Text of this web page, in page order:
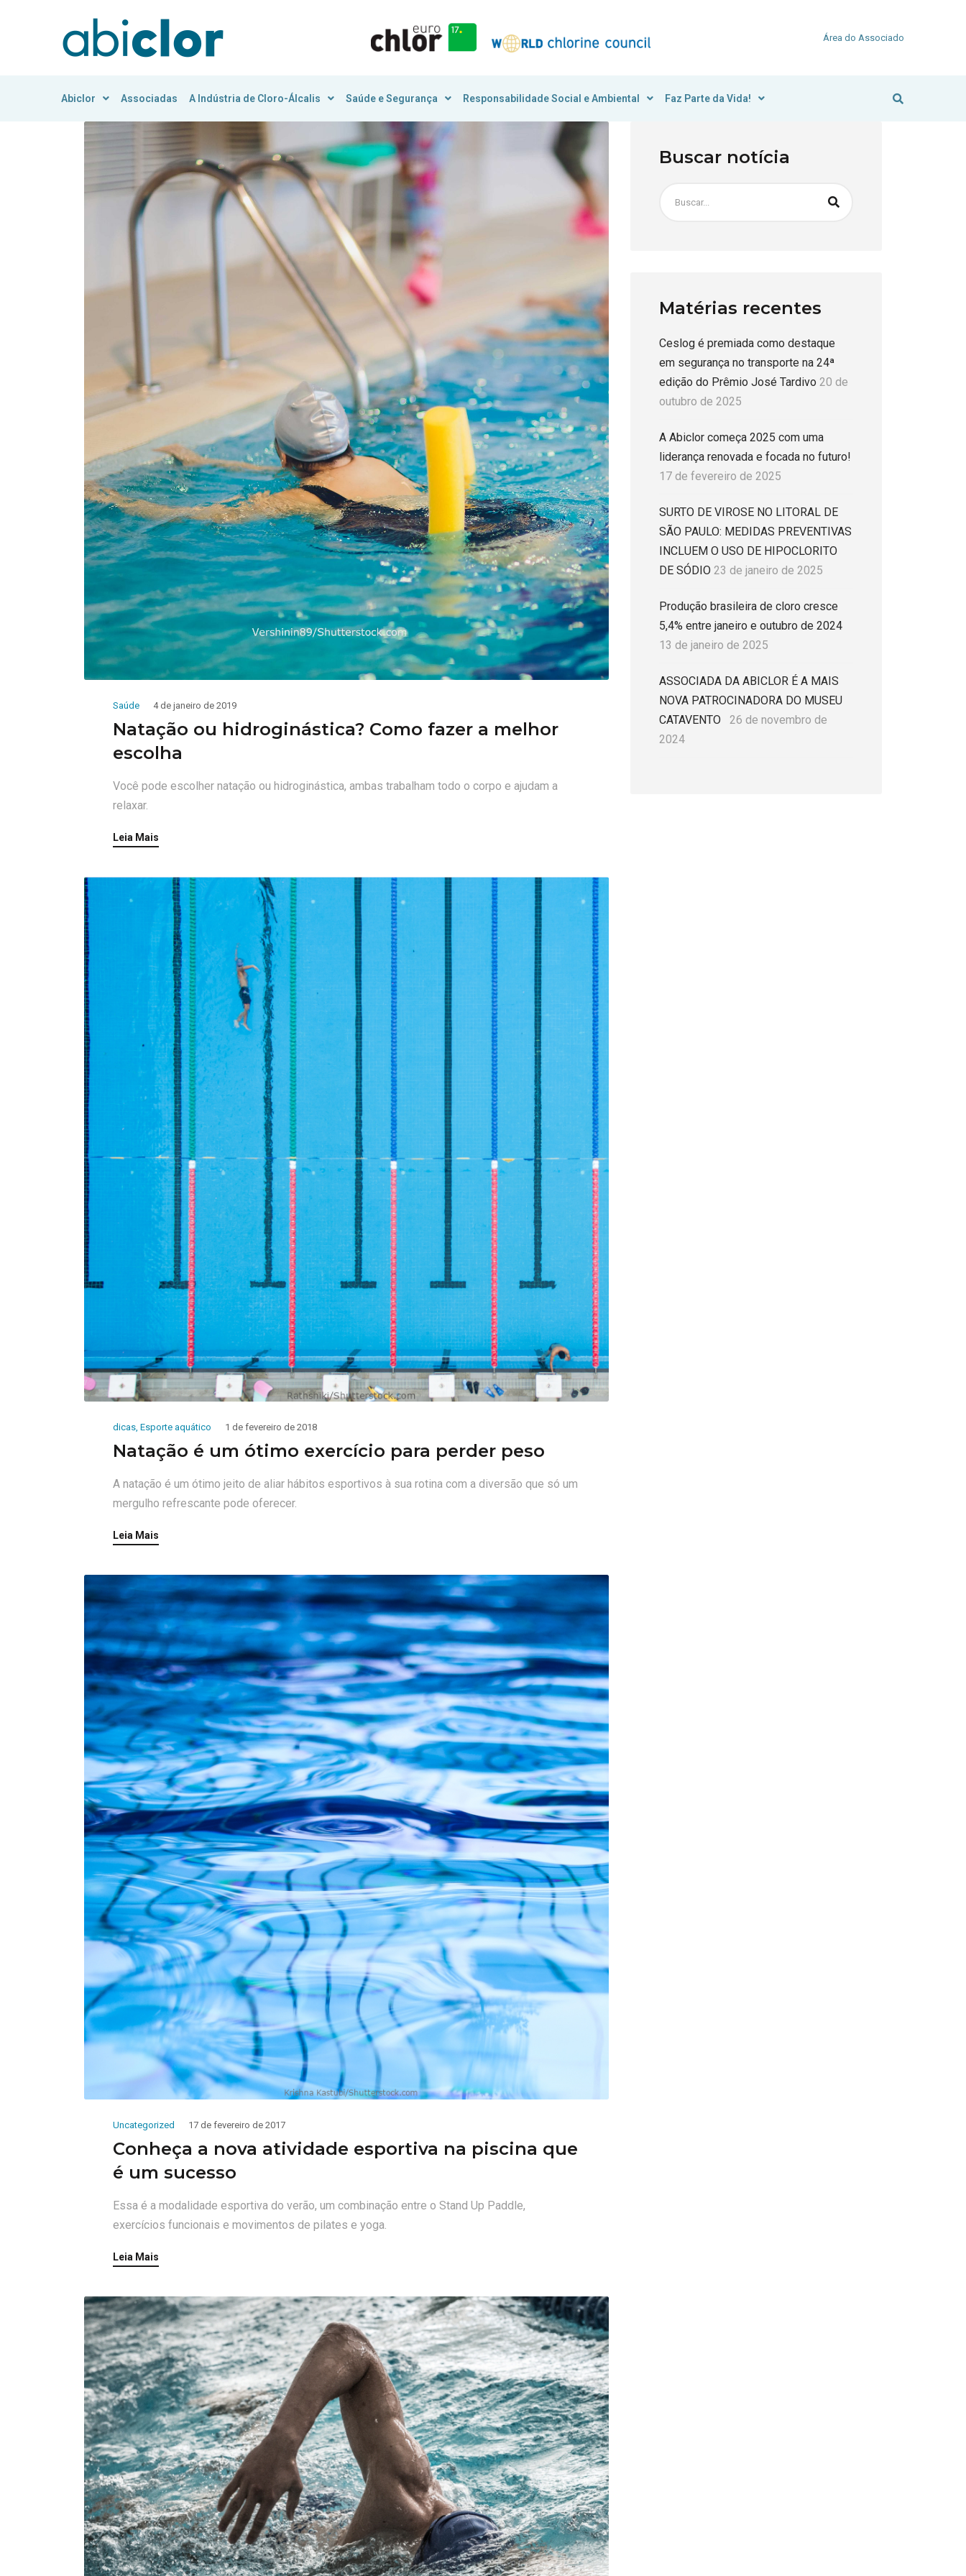
Área do Associado
Abiclor Associadas A Indústria de Cloro-Álcalis Saúde e Segurança Responsabilidade Social e Ambiental Faz Parte da Vida!
Saúde 4 de janeiro de 2019
Natação ou hidroginástica? Como fazer a melhor
escolha
Você pode escolher natação ou hidroginástica, ambas trabalham todo o corpo e ajudam a
relaxar.
Leia Mais
dicas, Esporte aquático 1 de fevereiro de 2018
Natação é um ótimo exercício para perder peso
A natação é um ótimo jeito de aliar hábitos esportivos à sua rotina com a diversão que só um
mergulho refrescante pode oferecer.
Leia Mais
Uncategorized 17 de fevereiro de 2017
Conheça a nova atividade esportiva na piscina que
é um sucesso
Essa é a modalidade esportiva do verão, um combinação entre o Stand Up Paddle,
exercícios funcionais e movimentos de pilates e yoga.
Leia Mais
Buscar notícia
Matérias recentes
Ceslog é premiada como destaque
em segurança no transporte na 24ª
edição do Prêmio José Tardivo 20 de
outubro de 2025
A Abiclor começa 2025 com uma
liderança renovada e focada no futuro!
17 de fevereiro de 2025
SURTO DE VIROSE NO LITORAL DE
SÃO PAULO: MEDIDAS PREVENTIVAS
INCLUEM O USO DE HIPOCLORITO
DE SÓDIO 23 de janeiro de 2025
Produção brasileira de cloro cresce
5,4% entre janeiro e outubro de 2024
13 de janeiro de 2025
ASSOCIADA DA ABICLOR É A MAIS
NOVA PATROCINADORA DO MUSEU
CATAVENTO
26 de novembro de
2024